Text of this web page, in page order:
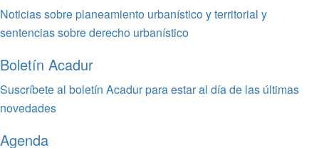
Noticias sobre planeamiento urbanístico y territorial y
sentencias sobre derecho urbanístico
Boletín Acadur
Suscríbete al boletín Acadur para estar al día de las últimas
novedades
Agenda